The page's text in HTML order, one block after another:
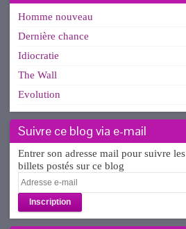
Homme nouveau
Dernière chance
Idiocratie
The Wall
Evolution
Suivre ce blog via e-mail
Entrer son adresse mail pour suivre les
billets postés sur ce blog
Adresse
e-
mail